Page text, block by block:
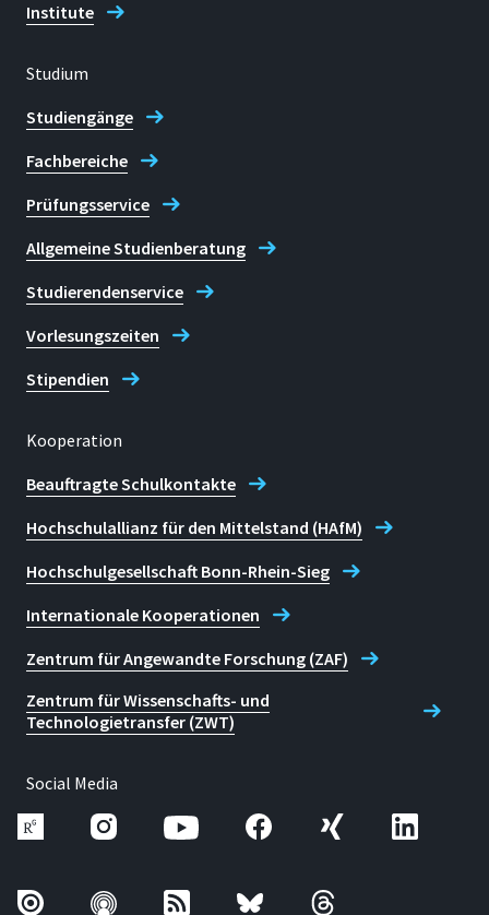
Institute
Studium
Studiengänge
Fachbereiche
Prüfungsservice
Allgemeine Studienberatung
Studierendenservice
Vorlesungszeiten
Stipendien
Kooperation
Beauftragte Schulkontakte
Hochschulallianz für den Mittelstand (HAfM)
Hochschulgesellschaft Bonn-Rhein-Sieg
Internationale Kooperationen
Zentrum für Angewandte Forschung (ZAF)
Zentrum für Wissenschafts- und
Technologietransfer (ZWT)
Social Media